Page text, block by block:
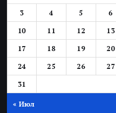
3
4 5 6
10
11 12 13
17
18 19 20
24
25 26 27
31
« Июл